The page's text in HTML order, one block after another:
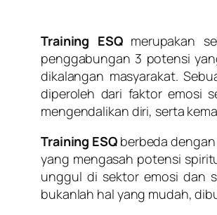
Training ESQmerupakan
penggabungan 3 potensi
dikalangan masyarakat.
diperoleh dari faktor emosi
mengendalikan diri, serta
Training ESQberbeda dengan
yang mengasah potensi
unggul di sektor emosi dan
bukanlah hal yang mudah,